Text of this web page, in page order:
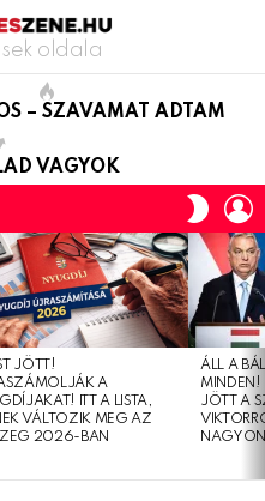
oldala
– SZAVAMAT ADTAM
VAGYOK
SKIN
JÖTT!
A
ITT A LISTA,
VÁLTOZIK MEG AZ
2026-BAN
ÁLL A
MINDEN!
JÖTT A